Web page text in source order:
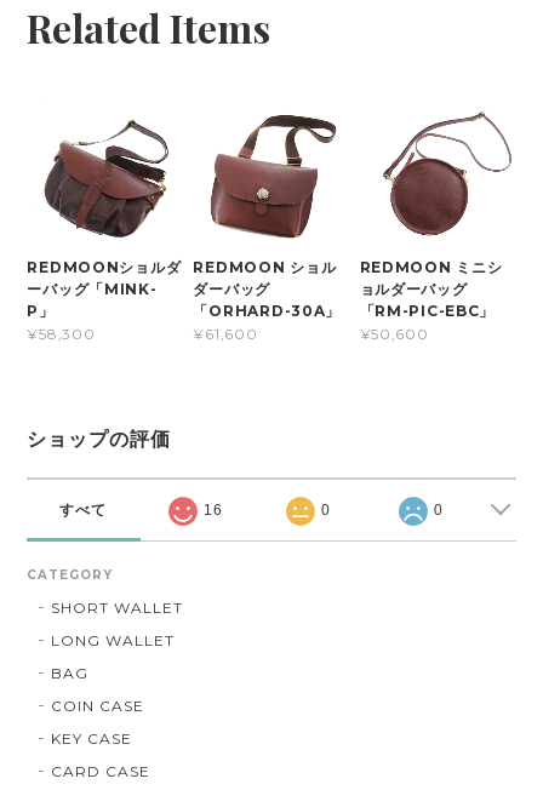
Related Items
REDMOONショルダ
ーバッグ「MINK-
P」
¥58,300
REDMOON ショル
ダーバッグ
「ORHARD-30A」
¥61,600
REDMOON ミニシ
ョルダーバッグ
「RM-PIC-EBC」
¥50,600
ショップの評価
すべて 16 0 0
CATEGORY
SHORT WALLET
LONG WALLET
BAG
COIN CASE
KEY CASE
CARD CASE